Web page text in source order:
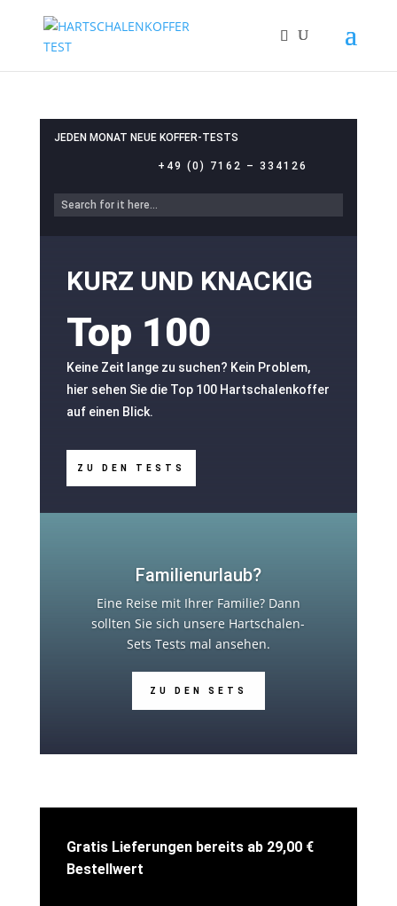
JEDEN MONAT NEUE KOFFER-TESTS
+49 (0) 7162 – 334126
KURZ UND KNACKIG
Top 100
Keine Zeit lange zu suchen? Kein Problem,
hier sehen Sie die Top 100 Hartschalenkoffer
auf einen Blick.
ZU DEN TESTS
Familienurlaub?
Eine Reise mit Ihrer Familie? Dann
sollten Sie sich unsere Hartschalen-
Sets Tests mal ansehen.
ZU DEN SETS
Gratis Lieferungen bereits ab 29,00 €
Bestellwert